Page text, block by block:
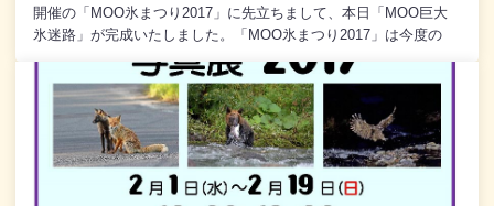
開催の「MOO氷まつり2017」に先立ちまして、本日「MOO巨大
氷迷路」が完成いたしました。「MOO氷まつり2017」は今度の
利用いただくことができます。ぜひ「MOO巨大氷迷路」をご体験
くださいませ。